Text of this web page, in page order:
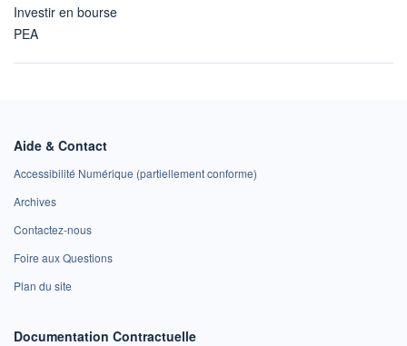
Investir en bourse
PEA
Aide & Contact
Accessibilité Numérique (partiellement conforme)
Archives
Contactez-nous
Foire aux Questions
Plan du site
Documentation Contractuelle